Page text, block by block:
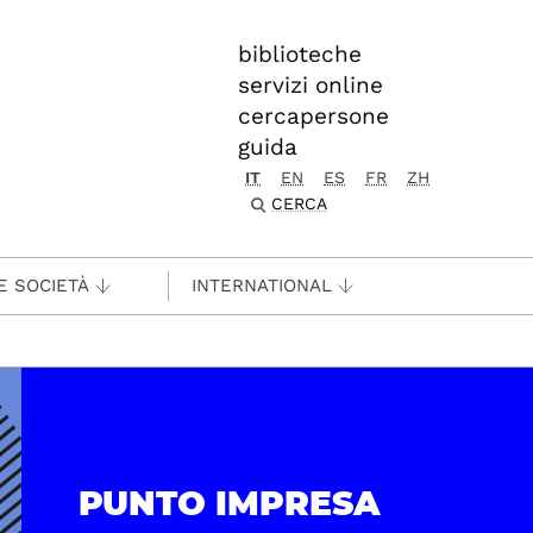
biblioteche
servizi online
cercapersone
guida
IT EN ES FR
ZH
CERCA
SOCIETÀ INTERNATIONAL
PUNTO IMPRESA